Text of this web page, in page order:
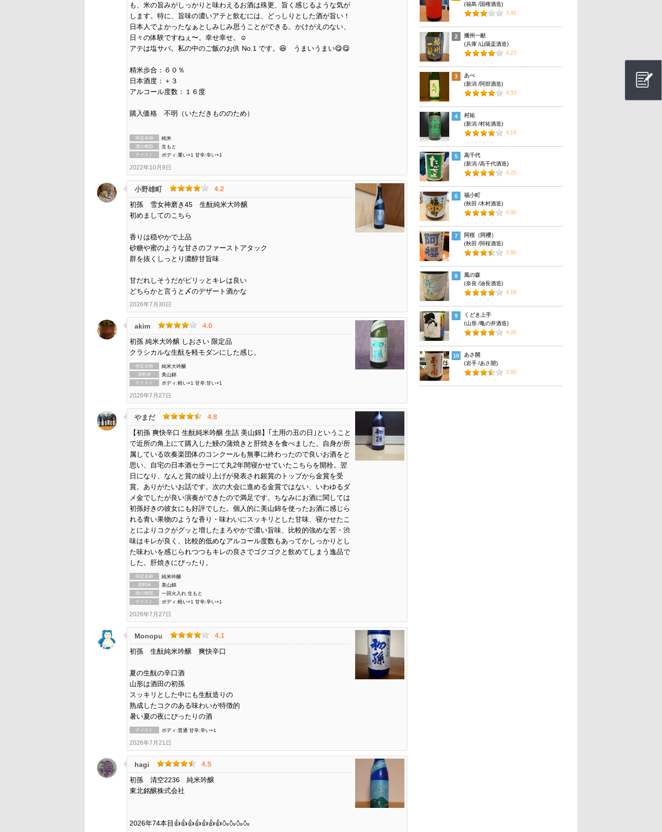
も、米の旨みがしっかりと味わえるお酒は殊更、旨く感じるような気が
します。特に、旨味の濃いアテと飲むには、どっしりとした酒が旨い！
日本人でよかったなぁとしみじみ思うことができる。かけがえのない、
日々の体験ですねぇ〜。幸せ幸せ。☺️
アテは塩サバ。私の中のご飯のお供 No.1 です。😆 うまいうまい😋😋
精米歩合：６０％
日本酒度：＋３
アルコール度数：１６度
購入価格 不明（いただきもののため）
特定名称 純米
酒の種類 生もと
テイスト ボディ:重い+1 甘辛:辛い+1
2022年10月9日
小野雄町
4.2
初孫 雪女神磨き45 生酛純米大吟醸
初めましてのこちら
香りは穏やかで上品
砂糖や蜜のような甘さのファーストアタック
群を抜くしっとり濃醇甘旨味
甘だれしそうだがピリッとキレは良い
どちらかと言うと〆のデザート酒かな
2026年7月30日
akim
4.0
初孫 純米大吟醸 しおさい 限定品
クラシカルな生酛を軽モダンにした感じ。
特定名称 純米大吟醸
原料米 美山錦
テイスト ボディ:軽い+1 甘辛:甘い+1
2026年7月27日
やまだ
4.8
【初孫 爽快辛口 生酛純米吟醸 生詰 美山錦】｢土用の丑の日｣ということ
で近所の角上にて購入した鰻の蒲焼きと肝焼きを食べました。自身が所
属している吹奏楽団体のコンクールも無事に終わったので良いお酒をと
思い、自宅の日本酒セラーにて丸2年間寝かせていたこちらを開栓。翌
日になり、なんと賞の繰り上げが発表され銀賞のトップから金賞を受
賞。ありがたいお話です。次の大会に進める金賞ではない、いわゆるダ
メ金でしたが良い演奏ができたので満足です。ちなみにお酒に関しては
初孫好きの彼女にも好評でした。個人的に美山錦を使ったお酒に感じら
れる青い果物のような香り・味わいにスッキリとした甘味、寝かせたこ
とによりコクがグッと増したまろやかで濃い旨味、比較的強めな苦・渋
味はキレが良く、比較的低めなアルコール度数もあってかしっかりとし
た味わいを感じられつつもキレの良さでゴクゴクと飲めてしまう逸品で
した。肝焼きにぴったり。
特定名称 純米吟醸
原料米 美山錦
酒の種類 一回火入れ 生もと
テイスト ボディ:軽い+1 甘辛:辛い+1
2026年7月27日
Monopu
4.1
初孫 生酛純米吟醸 爽快辛口
夏の生酛の辛口酒
山形は酒田の初孫
スッキリとした中にも生酛造りの
熟成したコクのある味わいが特徴的
暑い夏の夜にぴったりの酒
テイスト ボディ:普通 甘辛:辛い+1
2026年7月21日
hagi
4.5
初孫 清空2236 純米吟醸
東北銘醸株式会社
2026年74本目👍👍👍👍👍👍👍🍶🍶🍶🍶
(福島 /国権酒造)
3.45
2
播州一献
(兵庫 /山陽盃酒造)
4.23
3
あべ
(新潟 /阿部酒造)
4.33
4
村祐
(新潟 /村祐酒造)
4.19
5
高千代
(新潟 /高千代酒造)
4.25
6
福小町
(秋田 /木村酒造)
4.00
7
阿桜（阿櫻）
(秋田 /阿桜酒造)
3.90
8
風の森
(奈良 /油長酒造)
4.18
9
くどき上手
(山形 /亀の井酒造)
4.26
10
あさ開
(岩手 /あさ開)
3.60